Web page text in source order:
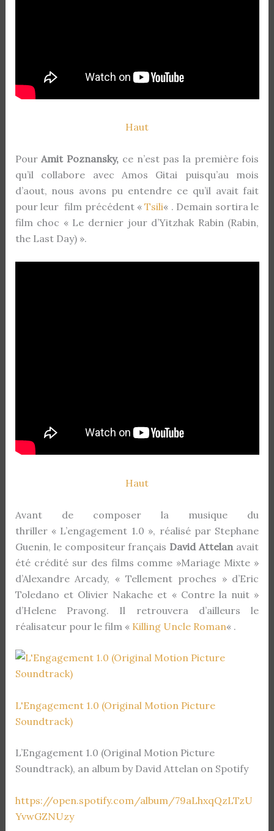
Haut
PourAmit Poznansky, ce n’est pas la première fois
qu’il collabore avec Amos Gitai puisqu’au mois
d’aout, nous avons pu entendre ce qu’il avait fait
pour leur film précédent «Tsili« . Demain sortira le
film choc « Le dernier jour d’Yitzhak Rabin (Rabin,
the Last Day) ».
Haut
Avant de composer la musique du
thriller « L’engagement 1.0 », réalisé par Stephane
Guenin, le compositeur français David Attelan avait
été crédité sur des films comme »Mariage Mixte »
d’Alexandre Arcady, « Tellement proches » d’Eric
Toledano et Olivier Nakache et « Contre la nuit »
d’Helene Pravong. Il retrouvera d’ailleurs le
réalisateur pour le film « Killing Uncle Roman« .
L'Engagement 1.0 (Original Motion Picture
Soundtrack)
L’Engagement 1.0 (Original Motion Picture
Soundtrack), an album by David Attelan on Spotify
https://open.spotify.com/album/79aLhxqQzLTzU
YvwGZNUzy